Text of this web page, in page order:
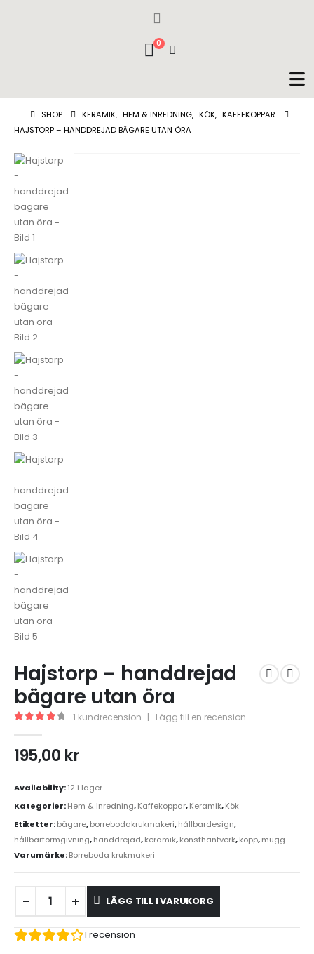
0
SHOP KERAMIK, HEM & INREDNING, KÖK, KAFFEKOPPAR
HAJSTORP – HANDDREJAD BÄGARE UTAN ÖRA
Hajstorp – handdrejad
bägare utan öra
1 kundrecension | Lägg till en recension
195,00 kr
Availability:12 i lager
Kategorier:Hem & inredning,Kaffekoppar,Keramik,Kök
Etiketter:bägare,borrebodakrukmakeri,hållbardesign,
hållbarformgivning,handdrejad,keramik,konsthantverk,kopp,mugg
Varumärke:Borreboda krukmakeri
LÄGG TILL I VARUKORG
1 recension